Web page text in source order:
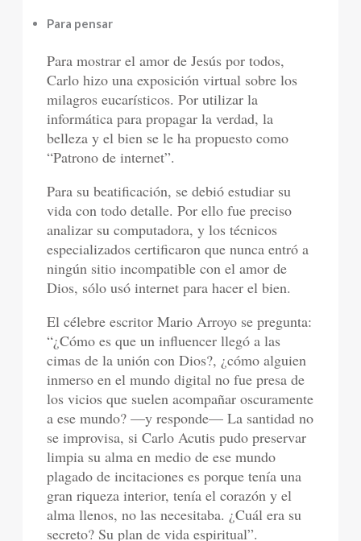
Para pensar
Para mostrar el amor de Jesús por todos,
Carlo hizo una exposición virtual sobre los
milagros eucarísticos. Por utilizar la
informática para propagar la verdad, la
belleza y el bien se le ha propuesto como
“Patrono de internet”.
Para su beatificación, se debió estudiar su
vida con todo detalle. Por ello fue preciso
analizar su computadora, y los técnicos
especializados certificaron que nunca entró a
ningún sitio incompatible con el amor de
Dios, sólo usó internet para hacer el bien.
El célebre escritor Mario Arroyo se pregunta:
“¿Cómo es que un influencer llegó a las
cimas de la unión con Dios?, ¿cómo alguien
inmerso en el mundo digital no fue presa de
los vicios que suelen acompañar oscuramente
a ese mundo? —y responde— La santidad no
se improvisa, si Carlo Acutis pudo preservar
limpia su alma en medio de ese mundo
plagado de incitaciones es porque tenía una
gran riqueza interior, tenía el corazón y el
alma llenos, no las necesitaba. ¿Cuál era su
secreto? Su plan de vida espiritual”.